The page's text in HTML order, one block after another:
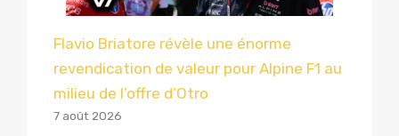
Flavio Briatore révèle une énorme
revendication de valeur pour Alpine F1 au
milieu de l’offre d’Otro
7 août 2026